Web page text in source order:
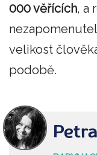
000 věřících, a
velikost
podobě.